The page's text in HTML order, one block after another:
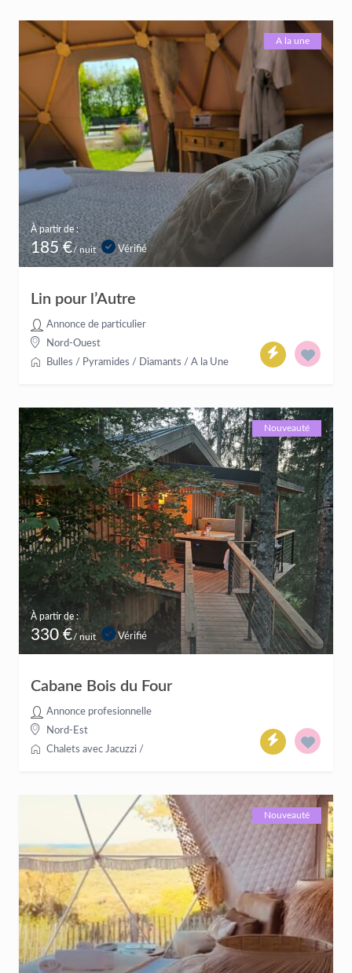
À partir de :
185 €/ nuit
A la une
Vérifié
Lin pour l’Autre
Annonce de particulier
Nord-Ouest
Bulles / Pyramides / Diamants / A la Une
À partir de :
330 €/ nuit
Nouveauté
Vérifié
Cabane Bois du Four
Annonce profesionnelle
Nord-Est
Chalets avec Jacuzzi /
Nouveauté